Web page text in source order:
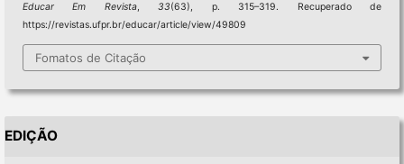
Educar Em Revista,33(63), p. 315–319. Recuperado de
https://revistas.ufpr.br/educar/article/view/49809
Fomatos de Citação
EDIÇÃO